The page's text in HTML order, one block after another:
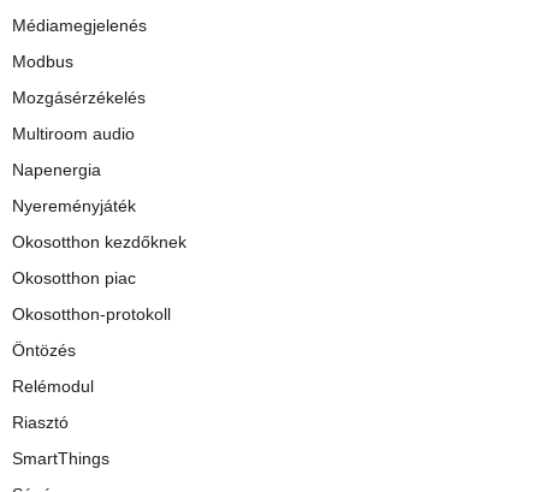
Médiamegjelenés
Modbus
Mozgásérzékelés
Multiroom audio
Napenergia
Nyereményjáték
Okosotthon kezdőknek
Okosotthon piac
Okosotthon-protokoll
Öntözés
Relémodul
Riasztó
SmartThings